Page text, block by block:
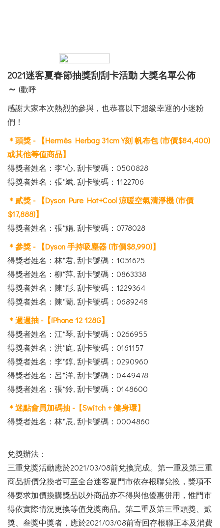
2021迷客夏春節抽獎刮刮卡活動 大獎名單公佈
～ (歡呼
感謝大家本次熱烈的參與，也恭喜以下超級幸運的小迷粉
們！
＊頭獎 - 【Hermès Herbag 31cm Y刻 帆布包 (市價$84,400)
或其他等值商品】
得獎者姓名：李*心, 刮卡號碼：0500828
得獎者姓名：張*斌, 刮卡號碼：1122706
＊貳獎 - 【Dyson Pure Hot+Cool 涼暖空氣清淨機 (市價
$17,888)】
得獎者姓名： 張*娟, 刮卡號碼： 0778028
＊參獎 - 【Dyson 手持吸塵器 (市價$8,990)】
得獎者姓名：林*君, 刮卡號碼：1051625
得獎者姓名：柳*萍, 刮卡號碼：0863338
得獎者姓名：陳*彤, 刮卡號碼：1229364
得獎者姓名：陳*蘭, 刮卡號碼： 0689248
＊週週抽 -【iPhone 12 128G】
得獎者姓名：江*琴, 刮卡號碼：0266955
得獎者姓名：洪*庭, 刮卡號碼：0161157
得獎者姓名：李*錞, 刮卡號碼：0290960
得獎者姓名：呂*洋, 刮卡號碼：0449478
得獎者姓名：張*鈴, 刮卡號碼：0148600
＊迷點會員加碼抽 -【Switch + 健身環】
得獎者姓名：林*辰, 刮卡號碼：0004860
兌獎辦法：
三重兌獎活動應於2021/03/08前兌換完成。第一重及第三重
商品折價兌換者可至全台迷客夏門市依存根聯兌換，獎項不
得要求加價換購獎品以外商品亦不得與他優惠併用，惟門市
得依實際情況更換等值兌獎商品。第二重及第三重頭獎、貳
獎、叁獎中獎者，應於2021/03/08前寄回存根聯正本及消費